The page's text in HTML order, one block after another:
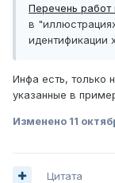
Перечень работ
в
идентификации
Инфа есть, только
указанные в
Изменено 11
Цитата